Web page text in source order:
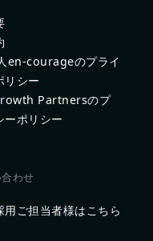
en-courageのプライ
リシー
Partnersのプ
ーポリシー
わせ
用ご担当者様はこちら